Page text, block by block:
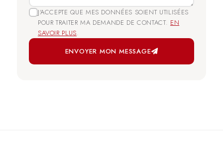
J'ACCEPTE QUE MES DONNÉES SOIENT UTILISÉES
POUR TRAITER MA DEMANDE DE CONTACT. EN
SAVOIR PLUS.
ENVOYER MON MESSAGE